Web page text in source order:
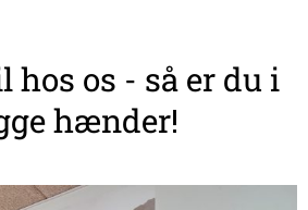
hos os - så er du i
hænder!